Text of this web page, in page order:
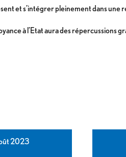
et s’intégrer pleinement dans une
à l’Etat aura des répercussions
2023